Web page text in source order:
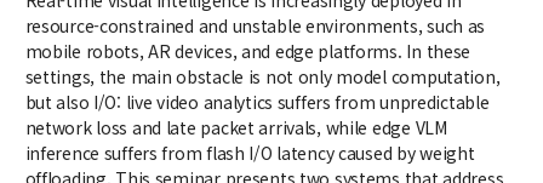
연합전공 인공지능
연합전공 지능형 통신
협동과정 인공지능
해동학술정보
resource-constrained and unstable environments, such as
mobile robots, AR devices, and edge platforms. In these
settings, the main obstacle is not only model computation,
but also I/O: live video analytics suffers from unpredictable
network loss and late packet arrivals, while edge VLM
inference suffers from flash I/O latency caused by weight
offloading. This seminar presents two systems that address